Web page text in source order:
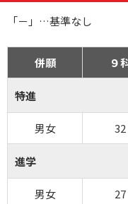
「－」…基準なし
併願 ９
特進
男女 32
進学
男女 27